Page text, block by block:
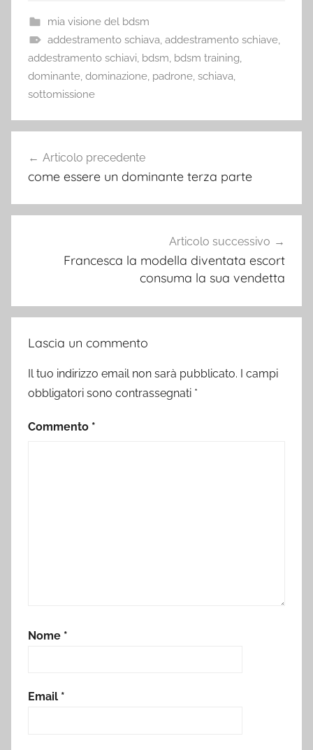
mia visione del bdsm
addestramento schiava addestramento schiave,
addestramento schiavi bdsm bdsm training
dominante dominazione padrone schiava
sottomissione
articoli
Articolo precedente
come essere un dominante terza parte
Articolo successivo
Francesca la modella diventata escort
consuma la sua vendetta
Lascia un commento
Il tuo indirizzo email non sarà pubblicato. I campi
obbligatori sono contrassegnati *
Commento *
Nome *
Email *